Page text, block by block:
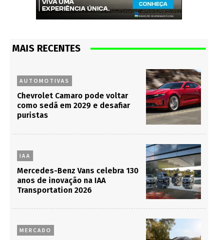
MAIS RECENTES
AUTOMOTIVAS
Chevrolet Camaro pode voltar
como sedã em 2029 e desafiar
puristas
IAA
Mercedes-Benz Vans celebra 130
anos de inovação na IAA
Transportation 2026
MERCADO